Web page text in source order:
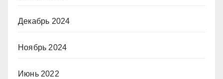
Декабрь 2024
Ноябрь 2024
Июнь 2022